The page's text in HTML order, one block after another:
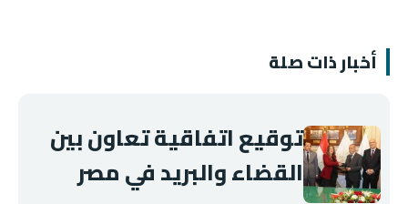
أخبار ذات صلة
توقيع اتفاقية تعاون بين
القضاء والبريد في مصر